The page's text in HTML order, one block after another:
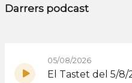
Darrers podcast
05/08/2026
El Tastet del 5/8/